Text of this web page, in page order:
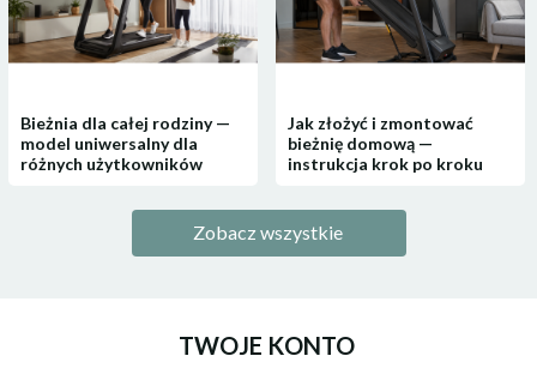
Bieżnia dla całej rodziny —
model uniwersalny dla
różnych użytkowników
Jak złożyć i zmontować
bieżnię domową —
instrukcja krok po kroku
Zobacz wszystkie
TWOJE KONTO